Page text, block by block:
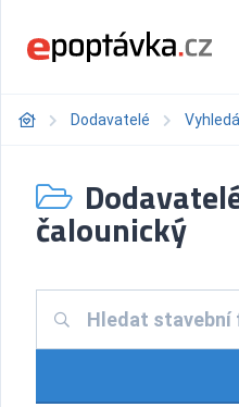
Dodavatelé
čalounický